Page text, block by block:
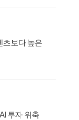
츠보다 높은
투자 위축